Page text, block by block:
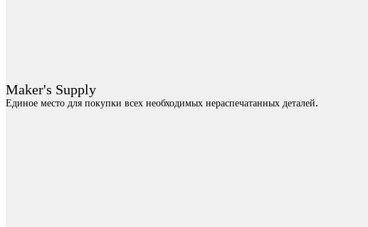
Maker's Supply
Единое место для покупки всех необходимых нераспечатанных деталей.